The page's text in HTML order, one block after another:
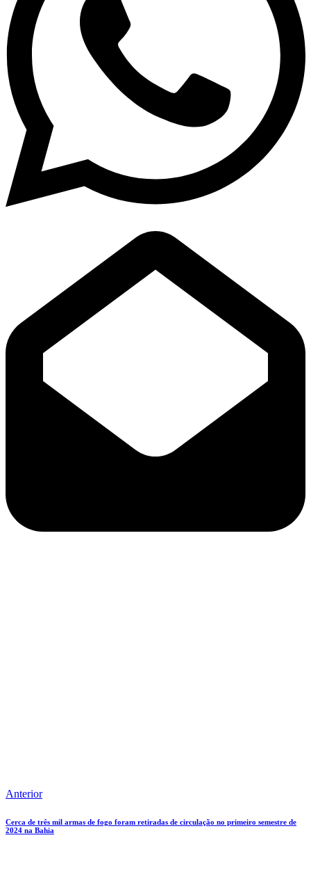
Anterior
Cerca de três mil armas de fogo foram retiradas de circulação no primeiro semestre de
2024 na Bahia